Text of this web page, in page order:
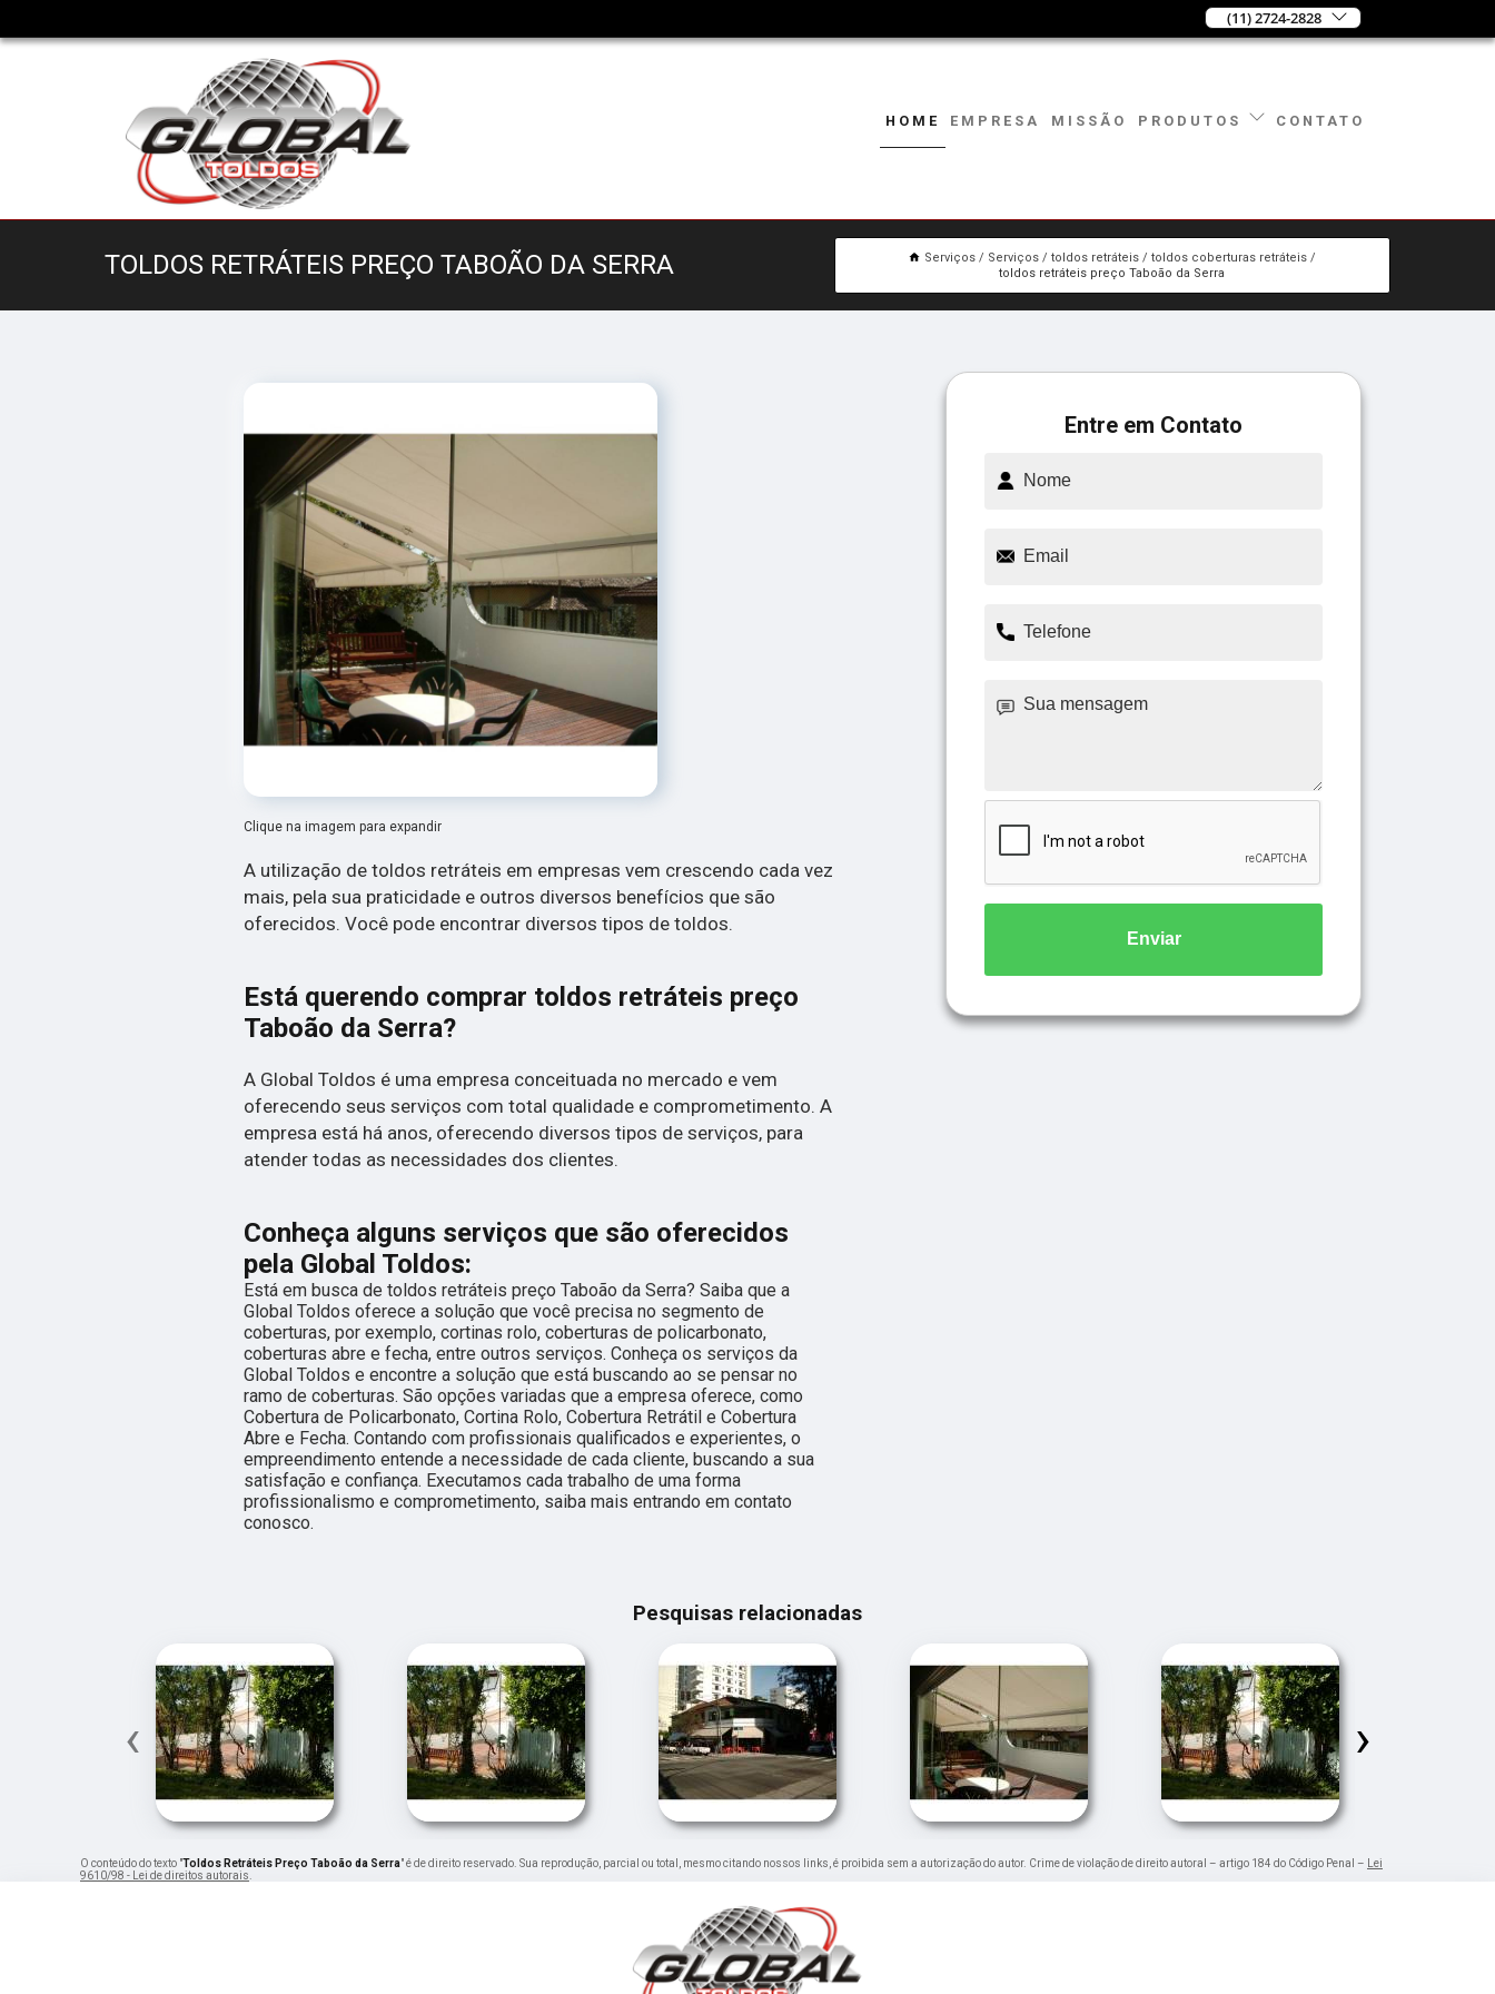
(11) 2724-2828
HOME EMPRESA MISSÃO PRODUTOS CONTATO
TOLDOS RETRÁTEIS PREÇO TABOÃO DA SERRA Serviços Serviços toldos retráteis
toldos coberturas retráteis
toldos retráteis preço Taboão da Serra
Clique na imagem para expandir
A utilização de toldos retráteis em empresas vem crescendo cada vez
mais, pela sua praticidade e outros diversos benefícios que são
oferecidos. Você pode encontrar diversos tipos de toldos.
Está querendo comprar toldos retráteis preço
Taboão da Serra?
A Global Toldos é uma empresa conceituada no mercado e vem
oferecendo seus serviços com total qualidade e comprometimento. A
empresa está há anos, oferecendo diversos tipos de serviços, para
atender todas as necessidades dos clientes.
Conheça alguns serviços que são oferecidos
pela Global Toldos:
Está em busca de toldos retráteis preço Taboão da Serra? Saiba que a
Global Toldos oferece a solução que você precisa no segmento de
coberturas, por exemplo, cortinas rolo, coberturas de policarbonato,
coberturas abre e fecha, entre outros serviços. Conheça os serviços da
Global Toldos e encontre a solução que está buscando ao se pensar no
ramo de coberturas. São opções variadas que a empresa oferece, como
Cobertura de Policarbonato, Cortina Rolo, Cobertura Retrátil e Cobertura
Abre e Fecha. Contando com profissionais qualificados e experientes, o
empreendimento entende a necessidade de cada cliente, buscando a sua
satisfação e confiança. Executamos cada trabalho de uma forma
profissionalismo e comprometimento, saiba mais entrando em contato
conosco.
Entre em Contato
Enviar
Pesquisas relacionadas
‹ ›
O conteúdo do texto "Toldos Retráteis Preço Taboão da Serra" é de direito reservado. Sua reprodução, parcial ou total, mesmo citando nossos links, é proibida sem a autorização do autor. Crime de violação de direito autoral – artigo 184 do Código Penal – Lei
9610/98 - Lei de direitos autorais.